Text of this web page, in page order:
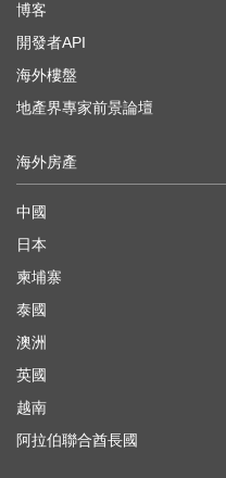
博客
開發者API
海外樓盤
地產界專家前景論壇
海外房產
中國
日本
柬埔寨
泰國
澳洲
英國
越南
阿拉伯聯合酋長國